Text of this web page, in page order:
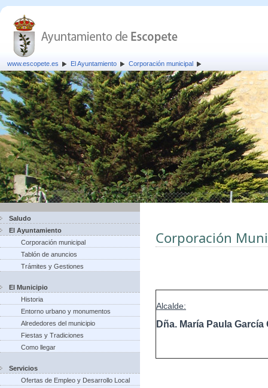
www.escopete.es El Ayuntamiento Corporación municipal
Saludo
El Ayuntamiento
Corporación municipal
Tablón de anuncios
Trámites y Gestiones
El Municipio
Historia
Entorno urbano y monumentos
Alrededores del municipio
Fiestas y Tradiciones
Como llegar
Servicios
Ofertas de Empleo y Desarrollo Local
Corporación
Alcalde:
Dña. María Paula